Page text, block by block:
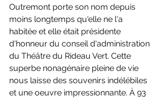
Outremont porte son nom depuis
moins longtemps qu'elle ne l'a
habitée et elle était présidente
d'honneur du conseil d'administration
du Théâtre du Rideau Vert. Cette
superbe nonagénaire pleine de vie
nous laisse des souvenirs indélébiles
et une oeuvre impressionnante. À 93